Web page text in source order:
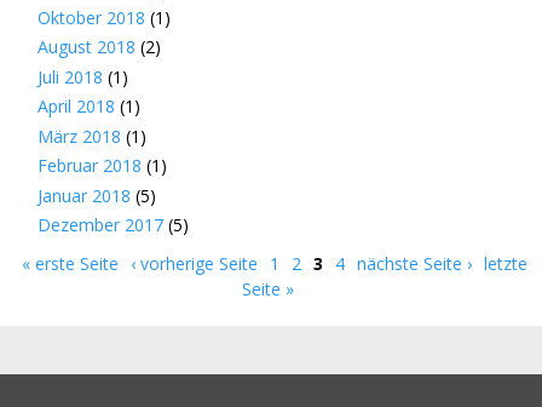
Oktober 2018 (1)
August 2018 (2)
Juli 2018 (1)
April 2018 (1)
März 2018 (1)
Februar 2018 (1)
Januar 2018 (5)
Dezember 2017 (5)
Seiten
« erste Seite ‹ vorherige Seite 1 2 3 4 nächste Seite › letzte
Seite »